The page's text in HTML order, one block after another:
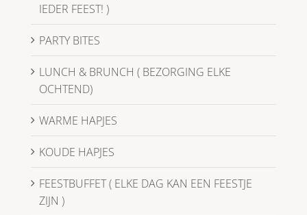
IEDER FEEST! )
PARTY BITES
LUNCH & BRUNCH ( BEZORGING ELKE
OCHTEND)
WARME HAPJES
KOUDE HAPJES
FEESTBUFFET ( ELKE DAG KAN EEN FEESTJE
ZIJN )